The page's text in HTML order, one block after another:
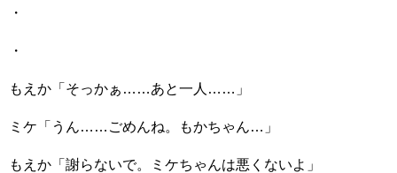
・
・
もえか「そっかぁ……あと一人……」
ミケ「うん……ごめんね。もかちゃん…」
もえか「謝らないで。ミケちゃんは悪くないよ」